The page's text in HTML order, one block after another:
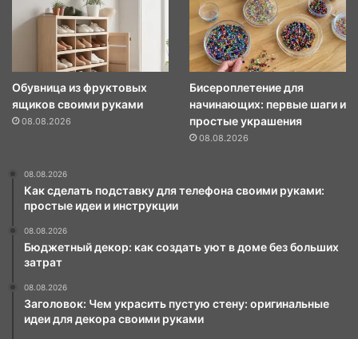
Обувница из фруктовых
ящиков своими руками
08.08.2026
Бисероплетение для
начинающих: первые шаги и
простые украшения
08.08.2026
08.08.2026
Как сделать подставку для телефона своими руками:
простые идеи и инструкции
08.08.2026
Бюджетный декор: как создать уют в доме без больших
затрат
08.08.2026
Заголовок: Чем украсить пустую стену: оригинальные
идеи для декора своими руками